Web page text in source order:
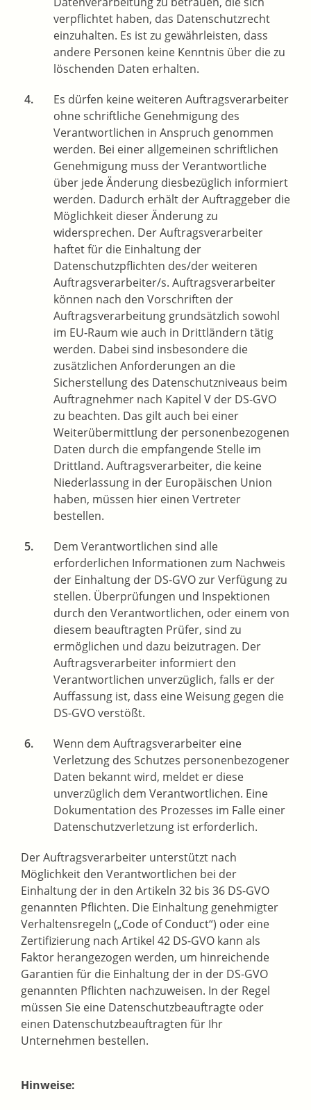
verpflichtet haben, das Datenschutzrecht
einzuhalten. Es ist zu gewährleisten, dass
andere Personen keine Kenntnis über die zu
löschenden Daten erhalten.
Es dürfen keine weiteren Auftragsverarbeiter
ohne schriftliche Genehmigung des
Verantwortlichen in Anspruch genommen
werden. Bei einer allgemeinen schriftlichen
Genehmigung muss der Verantwortliche
über jede Änderung diesbezüglich informiert
werden. Dadurch erhält der Auftraggeber die
Möglichkeit dieser Änderung zu
widersprechen. Der Auftragsverarbeiter
haftet für die Einhaltung der
Datenschutzpflichten des/der weiteren
Auftragsverarbeiter/s. Auftragsverarbeiter
können nach den Vorschriften der
Auftragsverarbeitung grundsätzlich sowohl
im EU-Raum wie auch in Drittländern tätig
werden. Dabei sind insbesondere die
zusätzlichen Anforderungen an die
Sicherstellung des Datenschutzniveaus beim
Auftragnehmer nach Kapitel V der DS-GVO
zu beachten. Das gilt auch bei einer
Weiterübermittlung der personenbezogenen
Daten durch die empfangende Stelle im
Drittland. Auftragsverarbeiter, die keine
Niederlassung in der Europäischen Union
haben, müssen hier einen Vertreter
bestellen.
Dem Verantwortlichen sind alle
erforderlichen Informationen zum Nachweis
der Einhaltung der DS-GVO zur Verfügung zu
stellen. Überprüfungen und Inspektionen
durch den Verantwortlichen, oder einem von
diesem beauftragten Prüfer, sind zu
ermöglichen und dazu beizutragen. Der
Auftragsverarbeiter informiert den
Verantwortlichen unverzüglich, falls er der
Auffassung ist, dass eine Weisung gegen die
DS-GVO verstößt.
Wenn dem Auftragsverarbeiter eine
Verletzung des Schutzes personenbezogener
Daten bekannt wird, meldet er diese
unverzüglich dem Verantwortlichen. Eine
Dokumentation des Prozesses im Falle einer
Datenschutzverletzung ist erforderlich.
Der Auftragsverarbeiter unterstützt nach
Möglichkeit den Verantwortlichen bei der
Einhaltung der in den Artikeln 32 bis 36 DS-GVO
genannten Pflichten. Die Einhaltung genehmigter
Verhaltensregeln („Code of Conduct“) oder eine
Zertifizierung nach Artikel 42 DS-GVO kann als
Faktor herangezogen werden, um hinreichende
Garantien für die Einhaltung der in der DS-GVO
genannten Pflichten nachzuweisen. In der Regel
müssen Sie eine Datenschutzbeauftragte oder
einen Datenschutzbeauftragten für Ihr
Unternehmen bestellen.
Hinweise: